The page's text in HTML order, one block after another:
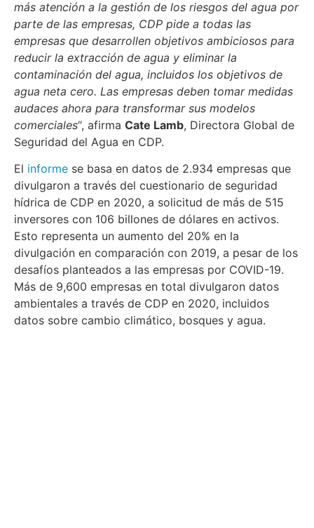
más atención a la gestión de los riesgos del agua por
parte de las empresas, CDP pide a todas las
empresas que desarrollen objetivos ambiciosos para
reducir la extracción de agua y eliminar la
contaminación del agua, incluidos los objetivos de
agua neta cero. Las empresas deben tomar medidas
audaces ahora para transformar sus modelos
comerciales“, afirma Cate Lamb, Directora Global de
Seguridad del Agua en CDP.
El informe se basa en datos de 2.934 empresas que
divulgaron a través del cuestionario de seguridad
hídrica de CDP en 2020, a solicitud de más de 515
inversores con 106 billones de dólares en activos.
Esto representa un aumento del 20% en la
divulgación en comparación con 2019, a pesar de los
desafíos planteados a las empresas por COVID-19.
Más de 9,600 empresas en total divulgaron datos
ambientales a través de CDP en 2020, incluidos
datos sobre cambio climático, bosques y agua.